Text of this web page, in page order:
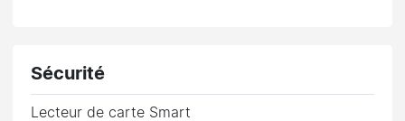
Sécurité
Lecteur de carte Smart